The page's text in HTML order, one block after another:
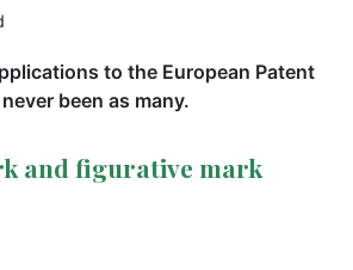
to the European Patent
been as many.
and figurative mark